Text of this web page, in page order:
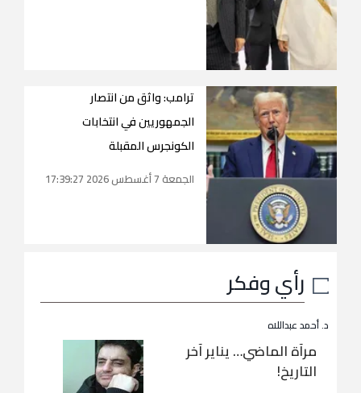
ترامب: واثق من انتصار
الجمهوريين في انتخابات
الكونجرس المقبلة
الجمعة 7 أغسطس 2026 17:39:27
رأي وفكر
د. أحمد عبداللاه
مرآة الماضي… يناير آخر
التاريخ!